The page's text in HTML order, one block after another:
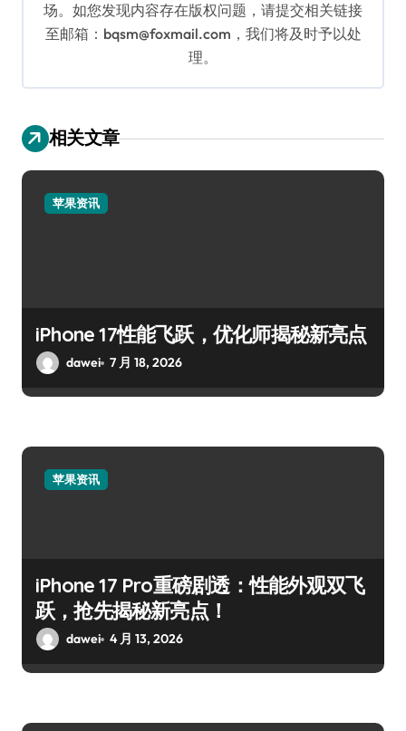
场。如您发现内容存在版权问题，请提交相关链接
至邮箱：bqsm@foxmail.com，我们将及时予以处
理。
相关文章
苹果资讯
iPhone 17性能飞跃，优化师揭秘新亮点
dawei 7 月 18, 2026
苹果资讯
iPhone 17 Pro重磅剧透：性能外观双飞
跃，抢先揭秘新亮点！
dawei 4 月 13, 2026